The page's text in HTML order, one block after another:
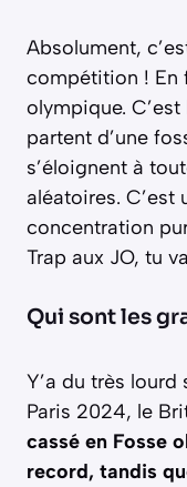
Absolument,
compétition ! En
olympique.
partent d’une
s’éloignent à
aléatoires. C’est
concentration
Trap aux JO, tu
Qui sont les
Y’a du très
Paris 2024, le
cassé en Fosse
record, tandis